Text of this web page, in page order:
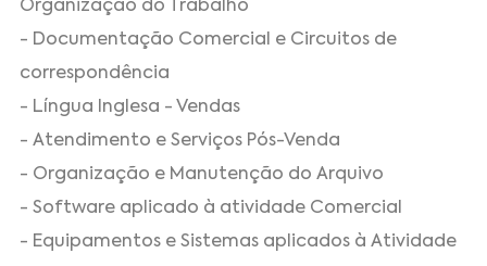
Organização do Trabalho
- Documentação Comercial e Circuitos de
correspondência
- Língua Inglesa - Vendas
- Atendimento e Serviços Pós-Venda
- Organização e Manutenção do Arquivo
- Software aplicado à atividade Comercial
- Equipamentos e Sistemas aplicados à Atividade